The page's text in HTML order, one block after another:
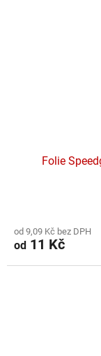
Folie
produktu
je
od 9,09 Kč bez DPH
od 11 Kč